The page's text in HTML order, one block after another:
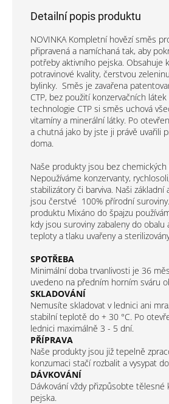
Detailní popis produktu
NOVINKA Kompletní hovězí směs
připravená a namíchaná tak, aby
potřeby aktivního pejska. Obsahuje
potravinové kvality, čerstvou
bylinky. Směs je zavařena
CTP, bez použití konzervačních
technologie CTP si směs uchová
vitamíny a minerální látky. Po
a chutná jako by jste ji právě uvařili
doma.
Naše produkty jsou bez
Nepoužíváme konzervanty,
stabilizátory či barviva. Naši
jsou čerstvé 100% přírodní
produktu Mixáno do špajzu
kdy jsou suroviny zabaleny do obalu
teploty a tlaku uvařeny a
SPOTŘEBA
Minimální doba trvanlivosti je 36
uvedeno na předním horním sváru
SKLADOVÁNÍ
Nemusíte skladovat v lednici ani
stabilní teplotě do + 30 °C. Po
lednici maximálně 3 - 5 dní.
PŘÍPRAVA
Naše produkty jsou již tepelně
konzumaci stačí rozbalit a vysypat
DÁVKOVÁNÍ
Dávkování vždy přizpůsobte tělesné
pejska.